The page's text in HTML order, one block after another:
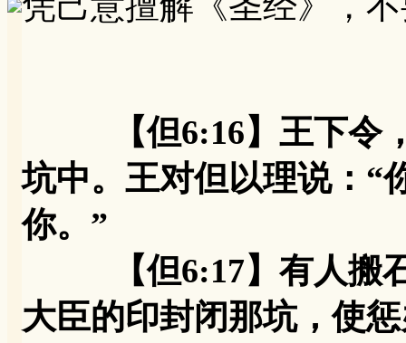
【但6:16】王下
坑中。王对但以理说：
你。”
【但6:17】有人搬石
大臣的印封闭那坑，使